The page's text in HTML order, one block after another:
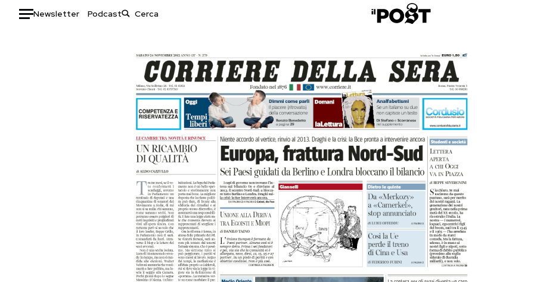
Newsletter Podcast
Moda
Libri
Consumismi
Storie/Idee
Ok Boomer!
Media
Europa
Altrecose
Mondiali calcio 2026